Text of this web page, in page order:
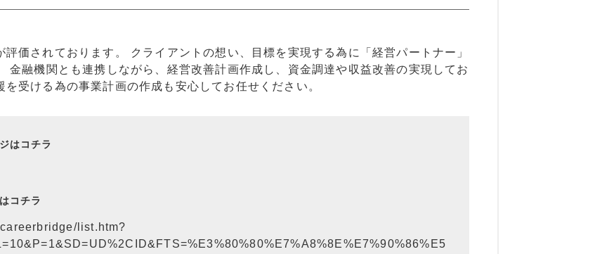
価されております。 クライアントの想い、目標を実現する為に「経営パートナー」
金融機関とも連携しながら、経営改善計画作成し、資金調達や収益改善の実現してお
受ける為の事業計画の作成も安心してお任せください。
はコチラ
コチラ
list.htm?